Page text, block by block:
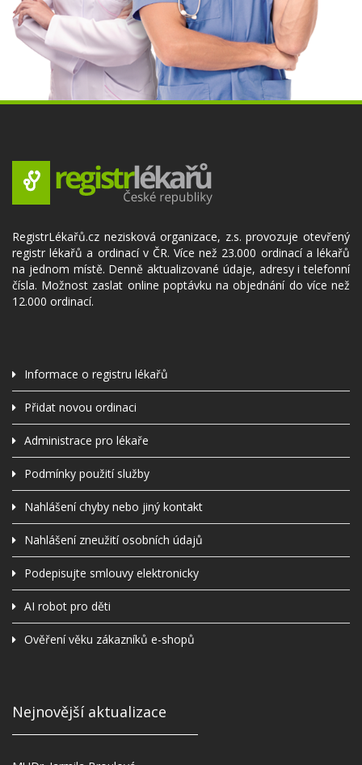
RegistrLékařů.cz nezisková organizace, z.s. provozuje otevřený
registr lékařů a ordinací v ČR. Více než 23.000 ordinací a lékařů
na jednom místě. Denně aktualizované údaje, adresy i telefonní
čísla. Možnost zaslat online poptávku na objednání do více než
12.000 ordinací.
Informace o registru lékařů
Přidat novou ordinaci
Administrace pro lékaře
Podmínky použití služby
Nahlášení chyby nebo jiný kontakt
Nahlášení zneužití osobních údajů
Podepisujte smlouvy elektronicky
AI robot pro děti
Ověření věku zákazníků e-shopů
Nejnovější aktualizace